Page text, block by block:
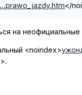
</
на неофициальные
<noindex>
.